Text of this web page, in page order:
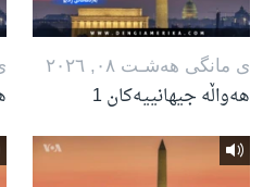
ی مانگی هه‌شـت ٠٨, ٢٠٢٦
هەواڵە جیهانییەکان 1